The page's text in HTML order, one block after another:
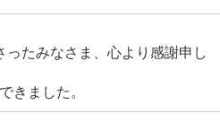
たみなさま、心より感謝申し
きました。